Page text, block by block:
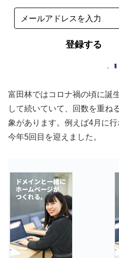
富田林ではコロナ禍の頃に誕
して続いていて、回数を重ね
象があります。例えば4月に
今年5回目を迎えました。